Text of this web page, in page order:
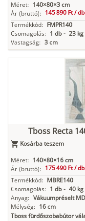
Méret: 140×80×3 cm
Ár (bruttó): 145 890 Ft /db
Termékkód: FMPR140
Csomagolás: 1 db - 23 kg
Vastagság: 3 cm
Tboss Recta
Kosárba teszem
Méret: 140×80×16 cm
Ár (bruttó): 175 490 Ft /db
Termékkód: MBRE140
Csomagolás: 1 db - 40 kg
Anyag: Vákuumpréselt
Mélység: 16 cm
Tboss fürdőszobabútor